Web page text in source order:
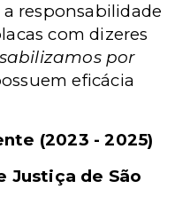
responsabilidade
com dizeres
por
eficácia
(2023 - 2025)
Justiça de São